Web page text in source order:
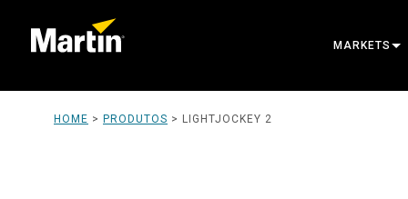
MARKETS
HOME > PRODUTOS > LIGHTJOCKEY 2